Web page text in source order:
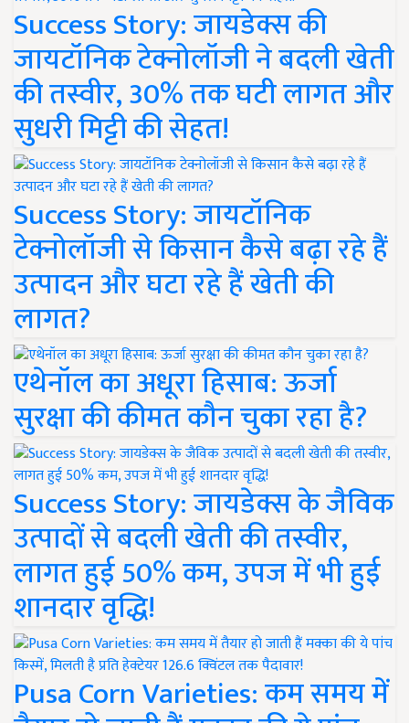
Success Story: जायडेक्स की
जायटॉनिक टेक्नोलॉजी ने बदली खेती
की तस्वीर, 30% तक घटी लागत और
सुधरी मिट्टी की सेहत!
Success Story: जायटॉनिक
टेक्नोलॉजी से किसान कैसे बढ़ा रहे हैं
उत्पादन और घटा रहे हैं खेती की
लागत?
एथेनॉल का अधूरा हिसाब: ऊर्जा
सुरक्षा की कीमत कौन चुका रहा है?
Success Story: जायडेक्स के जैविक
उत्पादों से बदली खेती की तस्वीर,
लागत हुई 50% कम, उपज में भी हुई
शानदार वृद्धि!
Pusa Corn Varieties: कम समय में